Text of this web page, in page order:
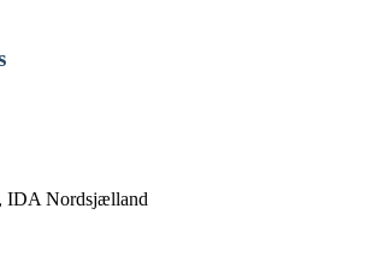
IDA Nordsjælland